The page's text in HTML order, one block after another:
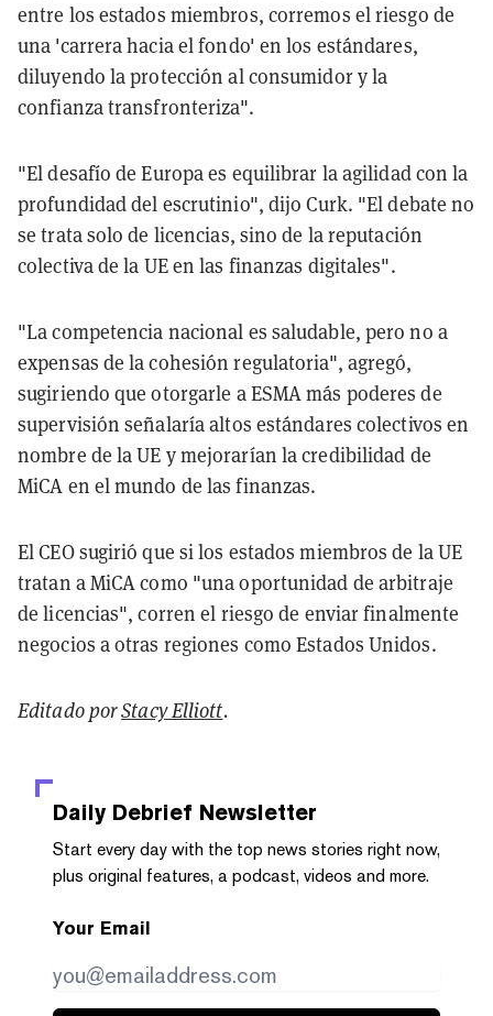
entre los estados miembros, corremos el riesgo de
una 'carrera hacia el fondo' en los estándares,
diluyendo la protección al consumidor y la
confianza transfronteriza".
"El desafío de Europa es equilibrar la agilidad con la
profundidad del escrutinio", dijo Curk. "El debate no
se trata solo de licencias, sino de la reputación
colectiva de la UE en las finanzas digitales".
"La competencia nacional es saludable, pero no a
expensas de la cohesión regulatoria", agregó,
sugiriendo que otorgarle a ESMA más poderes de
supervisión señalaría altos estándares colectivos en
nombre de la UE y mejorarían la credibilidad de
MiCA en el mundo de las finanzas.
El CEO sugirió que si los estados miembros de la UE
tratan a MiCA como "una oportunidad de arbitraje
de licencias", corren el riesgo de enviar finalmente
negocios a otras regiones como Estados Unidos.
Editado porStacy Elliott.
Daily Debrief Newsletter
Start every day with the top news stories right now,
plus original features, a podcast, videos and more.
Your Email